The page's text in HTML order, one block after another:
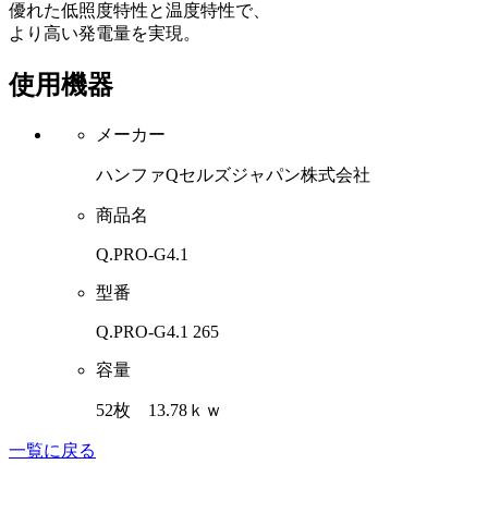
優れた低照度特性と温度特性で、
より高い発電量を実現。
使用機器
メーカー
ハンファQセルズジャパン株式会社
商品名
Q.PRO-G4.1
型番
Q.PRO-G4.1 265
容量
52枚 13.78ｋｗ
一覧に戻る